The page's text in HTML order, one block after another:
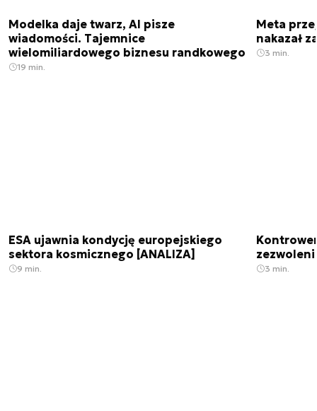
Modelka daje twarz, AI pisze
wiadomości. Tajemnice
wielomiliardowego biznesu randkowego
19 min.
Meta
nakazał
3 min.
ESA ujawnia kondycję europejskiego
sektora kosmicznego [ANALIZA]
9 min. 3 min.